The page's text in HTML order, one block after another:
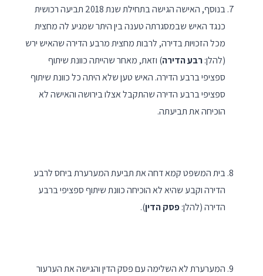
בנוסף, האישה הגישה בתחילת שנת 2018 תביעה רכושית
כנגד האיש שבמסגרתה טענה בין היתר שמגיע לה מחצית
מכל הזכויות בדירה, לרבות מחצית מרבע הדירה שהאיש ירש
(להלן:רבע הדירה) וזאת, מאחר שהייתה כוונת שיתוף
ספציפי ברבע הדירה. האיש טען שלא היתה כל כוונת שיתוף
ספציפי ברבע הדירה שהתקבל אצלו בירושה והאישה לא
הוכיחה את תביעתה.
בית המשפט קמא דחה את תביעת המערערת ביחס לרבע
הדירה וקבע שהיא לא הוכיחה כוונת שיתוף ספציפי ברבע
הדירה (להלן:פסק הדין).
המערערת לא השלימה עם פסק הדין והגישה את הערעור